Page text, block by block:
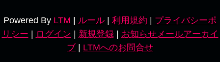
Powered By LTM ルール 利用規約
プライバシーポ
リシー
ログイン 新規登録| お知らせメールアーカイ
ブ
LTMへのお問合せ